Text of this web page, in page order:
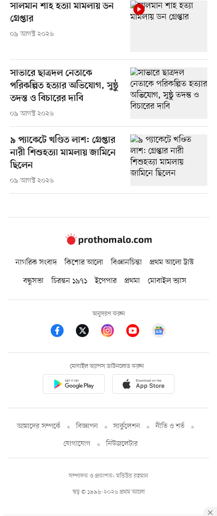
সালমান শাহ হত্যা মামলায় ডন
গ্রেপ্তার
০৯ আগস্ট ২০২৬
সাভারে ছাত্রদল নেতাকে
পরিকল্পিত হত্যার অভিযোগ, সুষ্ঠু
তদন্ত ও বিচারের দাবি
০৯ আগস্ট ২০২৬
৯ প্যাকেটে খণ্ডিত লাশ: গ্রেপ্তার
নারী শিশুহত্যা মামলায় জামিনে
ছিলেন
০৯ আগস্ট ২০২৬
নাগরিক সংবাদ কিশোর আলো বিজ্ঞানচিন্তা
প্রথম আলো ট্রাস্ট
বন্ধুসভা
চিরন্তন ১৯৭১ ইপেপার প্রথমা মোবাইল ভ্যাস
অনুসরণ করুন
মোবাইল অ্যাপস ডাউনলোড করুন
আমাদের সম্পর্কে বিজ্ঞাপন সার্কুলেশন
নীতি ও শর্ত
যোগাযোগ
নিউজলেটার
স্বত্ব © ১৯৯৮-২০২৬ প্রথম আলো
সম্পাদক ও প্রকাশক: মতিউর রহমান